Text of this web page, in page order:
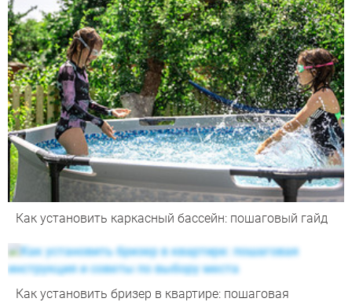
Как установить каркасный бассейн: пошаговый гайд
Как установить бризер в квартире: пошаговая